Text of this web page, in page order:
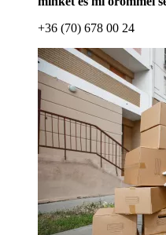
+36 (70) 678 00 24